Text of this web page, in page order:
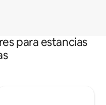
para estancias